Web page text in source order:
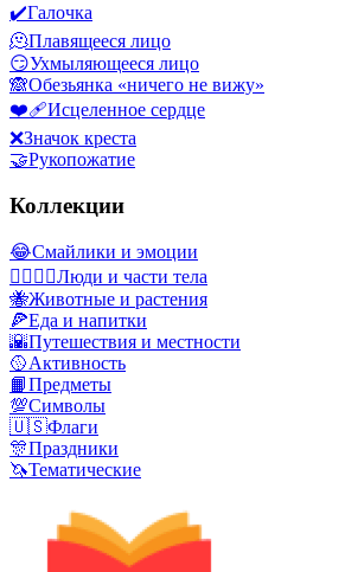
✔️Галочка
🫠Плавящееся лицо
😏Ухмыляющееся лицо
🙈Обезьянка «ничего не вижу»
❤️‍🩹Исцеленное сердце
❌Значок креста
🤝Рукопожатие
Коллекции
😂Смайлики и эмоции
👩‍❤️‍💋‍👨Люди и части тела
🐝Животные и растения
🍕Еда и напитки
🌇Путешествия и местности
🥎Активность
📙Предметы
💯Символы
🇺🇸Флаги
🎊Праздники
🦄Тематические